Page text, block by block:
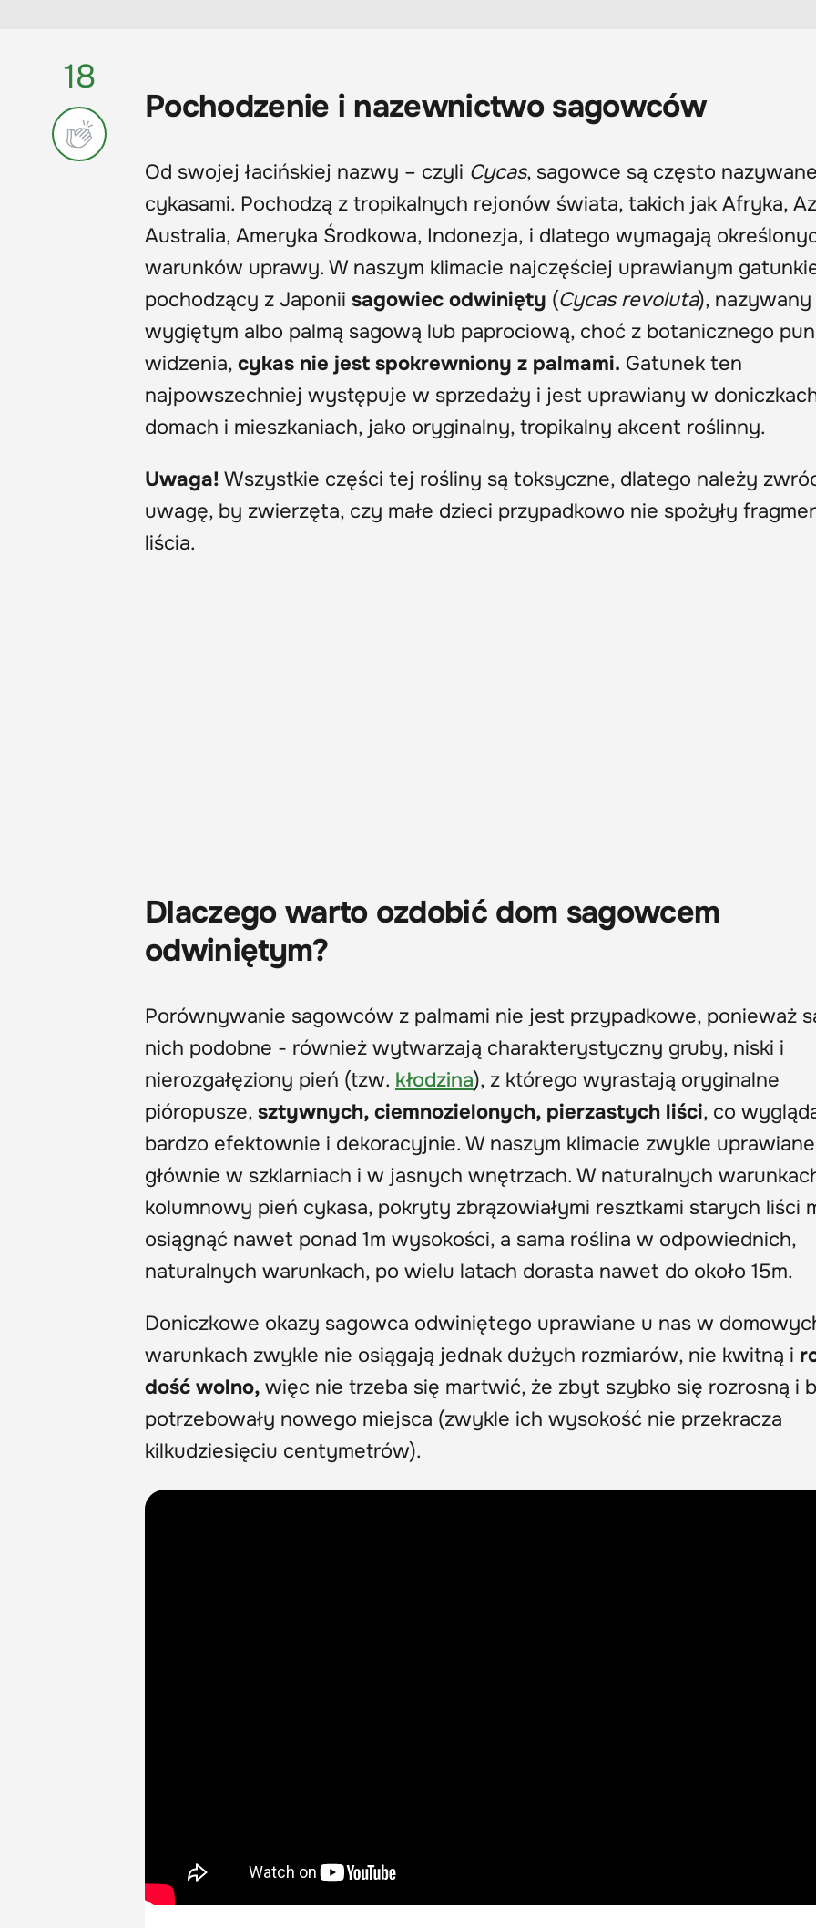
18
Pochodzenie i nazewnictwo sagowców
Od swojej łacińskiej nazwy – czyli Cycas, sagowce są często
cykasami. Pochodzą z tropikalnych rejonów świata, takich jak Afryka,
Australia, Ameryka Środkowa, Indonezja, i dlatego wymagają
warunków uprawy. W naszym klimacie najczęściej uprawianym
pochodzący z Japonii sagowiec odwinięty (Cycas revoluta),
wygiętym albo palmą sagową lub paprociową, choć z botanicznego
widzenia, cykas nie jest spokrewniony z palmami. Gatunek ten
najpowszechniej występuje w sprzedaży i jest uprawiany w
domach i mieszkaniach, jako oryginalny, tropikalny akcent roślinny.
Uwaga! Wszystkie części tej rośliny są toksyczne, dlatego należy
uwagę, by zwierzęta, czy małe dzieci przypadkowo nie spożyły
liścia.
Dlaczego warto ozdobić dom sagowcem
odwiniętym?
Porównywanie sagowców z palmami nie jest przypadkowe, ponieważ
nich podobne - również wytwarzają charakterystyczny gruby, niski i
nierozgałęziony pień (tzw. kłodzina), z którego wyrastają oryginalne
pióropusze, sztywnych, ciemnozielonych, pierzastych liści, co
bardzo efektownie i dekoracyjnie. W naszym klimacie zwykle
głównie w szklarniach i w jasnych wnętrzach. W naturalnych
kolumnowy pień cykasa, pokryty zbrązowiałymi resztkami starych liści
osiągnąć nawet ponad 1m wysokości, a sama roślina w odpowiednich,
naturalnych warunkach, po wielu latach dorasta nawet do około 15m.
Doniczkowe okazy sagowca odwiniętego uprawiane u nas w
warunkach zwykle nie osiągają jednak dużych rozmiarów, nie kwitną i
dość wolno, więc nie trzeba się martwić, że zbyt szybko się rozrosną i
potrzebowały nowego miejsca (zwykle ich wysokość nie przekracza
kilkudziesięciu centymetrów).